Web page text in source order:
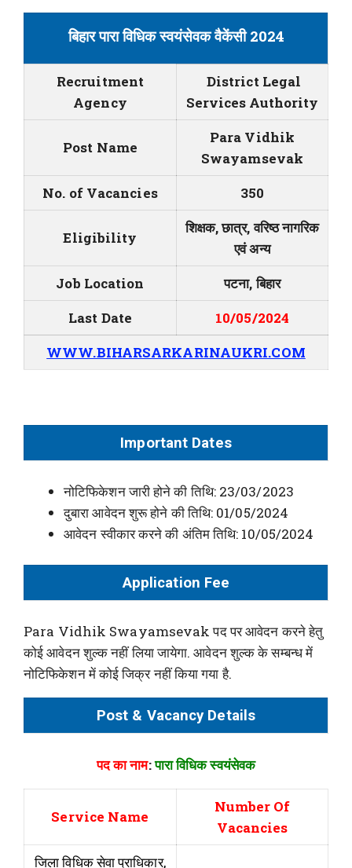
बिहार पारा विधिक स्वयंसेवक वैकेंसी 2024
Recruitment
Agency
District Legal
Services Authority
Post Name
Para Vidhik
Swayamsevak
No. of Vacancies
350
Eligibility
शिक्षक, छात्र, वरिष्ठ नागरिक
एवं अन्य
Job Location
पटना, बिहार
Last Date
10/05/2024
WWW.BIHARSARKARINAUKRI.COM
Important Dates
नोटिफिकेशन जारी होने की तिथि: 23/03/2023
दुबारा आवेदन शुरू होने की तिथि: 01/05/2024
आवेदन स्वीकार करने की अंतिम तिथि: 10/05/2024
Application Fee
Para Vidhik Swayamsevak पद पर आवेदन करने हेतु
कोई आवेदन शुल्क नहीं लिया जायेगा. आवेदन शुल्क के सम्बन्ध में
नोटिफिकेशन में कोई जिक्र नहीं किया गया है.
Post & Vacancy Details
पद का नाम:पारा विधिक स्वयंसेवक
Service Name
Number Of
Vacancies
जिला विधिक सेवा प्राधिकार,